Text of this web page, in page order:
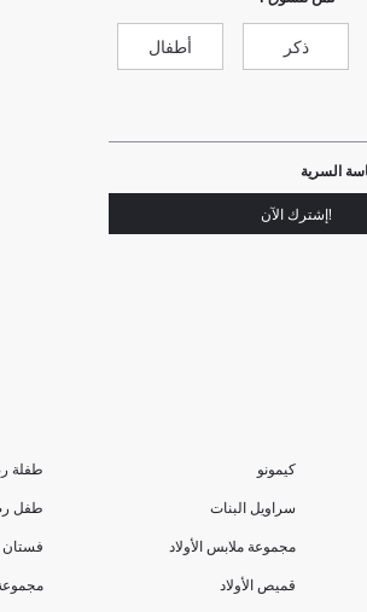
ذكر أطفال
السرية
!إشترك الآن
كيمونو
سراويل البنات
مجموعة ملابس الأولاد
قميص الأولاد
طفلة
طفل
فستان